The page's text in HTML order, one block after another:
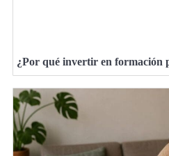
¿Por qué invertir en formación